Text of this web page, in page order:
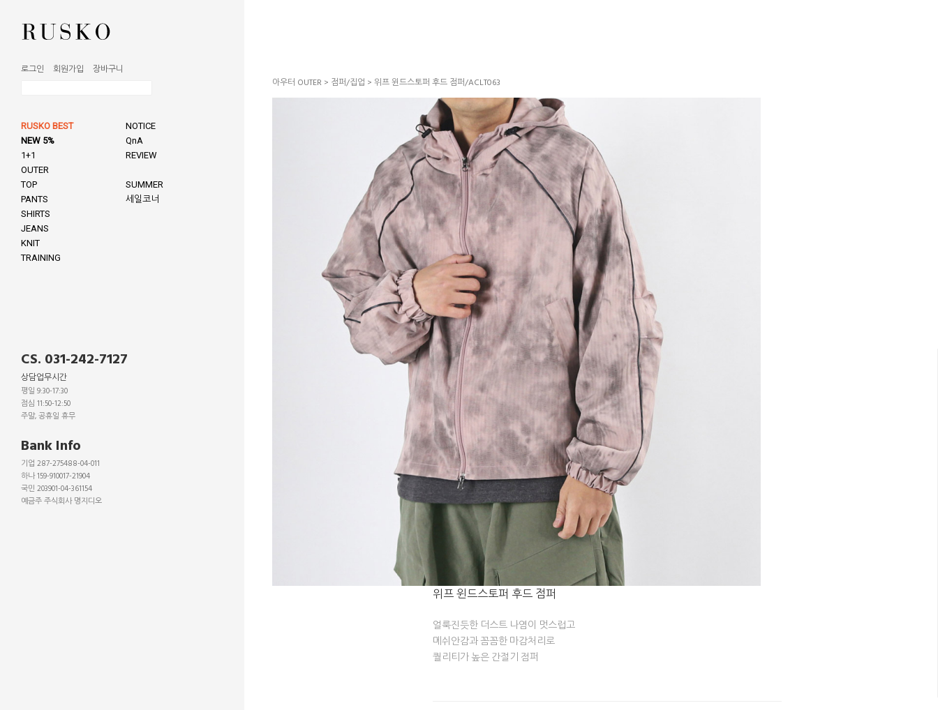
로그인 회원가입 장바구니
RUSKO BEST
NEW 5%
1+1
OUTER
TOP
PANTS
SHIRTS
JEANS
KNIT
TRAINING
NOTICE
QnA
REVIEW
SUMMER
세일코너
CS. 031-242-7127
상담업무시간
평일 9:30-17:30
점심 11:50-12:50
주말, 공휴일 휴무
Bank Info
기업 287-275488-04-011
하나 159-910017-21904
국민 203901-04-361154
예금주 주식회사 명지디오
아우터 OUTER > 점퍼/집업 > 위프 윈드스토퍼 후드 점퍼/ACLT063
위프 윈드스토퍼 후드 점퍼
얼룩진듯한 더스트 나염이 멋스럽고
메쉬안감과 꼼꼼한 마감처리로
퀄리티가 높은 간절기 점퍼